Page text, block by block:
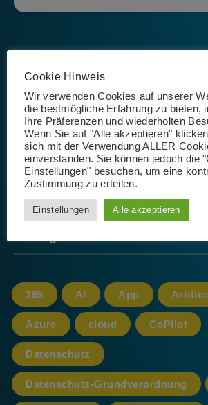
Isabel Rößner
365 AI App
Azure cloud CoPilot
Datenschutz
Datenschutz-Grundverordnung
Cookie Hinweis
Wir verwenden Cookies auf unserer
die bestmögliche Erfahrung zu bieten,
Ihre Präferenzen und wiederholten
Wenn Sie auf "Alle akzeptieren"
sich mit der Verwendung ALLER
einverstanden. Sie können jedoch die
Einstellungen" besuchen, um eine
Zustimmung zu erteilen.
Einstellungen Alle akzeptieren